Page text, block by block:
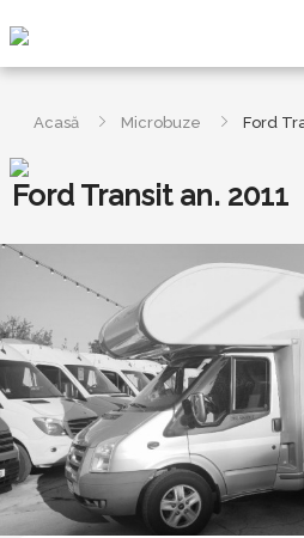
Acasă Microbuze Ford
Ford Transit an. 2011